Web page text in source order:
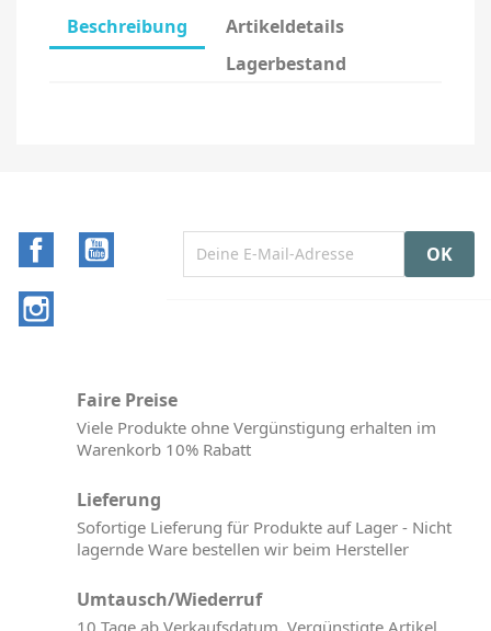
Beschreibung
Artikeldetails
Lagerbestand
Facebook
Faire Preise
Viele Produkte ohne Vergünstigung erhalten im
Warenkorb 10% Rabatt
Lieferung
Sofortige Lieferung für Produkte auf Lager - Nicht
lagernde Ware bestellen wir beim Hersteller
Umtausch/Wiederruf